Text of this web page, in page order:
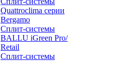
Quattroclima серии
Bergamo
Сплит-системы
BALLU iGreen Pro/
Retail
Сплит-системы